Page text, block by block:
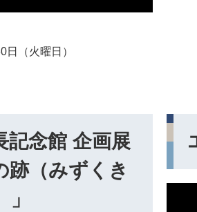
日（火曜日）
記念館 企画展
跡（みずくき